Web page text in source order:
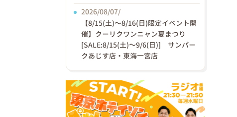
2026/08/07/
【8/15(土)〜8/16(日)限定イベント開
催】クーリクワンニャン夏まつり
[SALE:8/15(土)～9/6(日)] サンパー
クあじす店・東海一宮店